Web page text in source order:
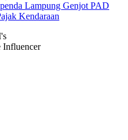
Lampung Genjot PAD
Kendaraan